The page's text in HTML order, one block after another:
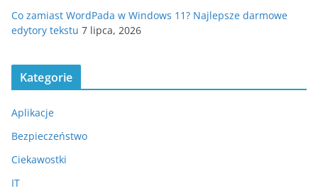
Co zamiast WordPada w Windows 11? Najlepsze darmowe
edytory tekstu 7 lipca, 2026
Kategorie
Aplikacje
Bezpieczeństwo
Ciekawostki
IT